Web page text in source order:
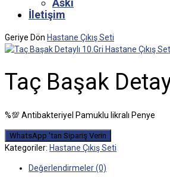
Askı
İletişim
Geriye Dön Hastane Çıkış Seti
Taç Başak
%💯 Antibakteriyel Pamuklu likralı Penye
WhatsApp 'tan Sipariş Verin
Kategoriler: Hastane Çıkış Seti
Değerlendirmeler (0)